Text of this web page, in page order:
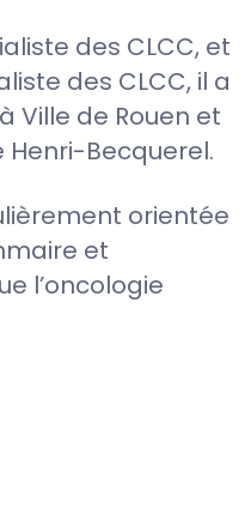
des CLCC, et
des CLCC, il a
Ville de Rouen et
Becquerel.
orientée
et
l’oncologie